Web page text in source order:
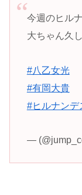
今週のヒル
大ちゃん久
#八乙女光
#有岡大貴
#ヒルナンデ
—